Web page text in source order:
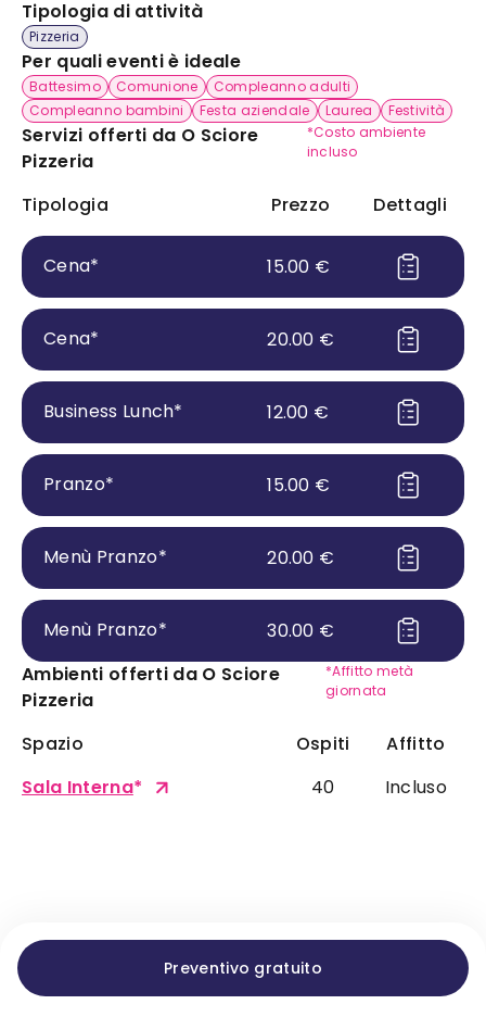
Tipologia di attività
Pizzeria
Per quali eventi è ideale
Battesimo Comunione
Compleanno adulti
Compleanno bambini
Festa aziendale Laurea Festività
Servizi offerti da O Sciore
Pizzeria
*Costo ambiente
incluso
Tipologia Prezzo Dettagli
Cena* 15.00 €
Cena* 20.00 €
Business Lunch* 12.00 €
Pranzo* 15.00 €
Menù Pranzo* 20.00 €
Menù Pranzo* 30.00 €
Ambienti offerti da O Sciore
Pizzeria
*Affitto metà
giornata
Spazio Ospiti
Affitto
Sala Interna* 40 Incluso
Preventivo gratuito